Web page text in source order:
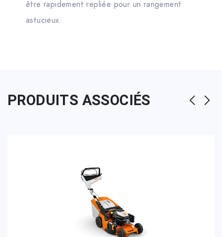
être rapidement repliée pour un rangement
astucieux.
PRODUITS ASSOCIÉS